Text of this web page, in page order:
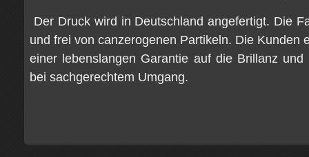
Der Druck wird in Deutschland angefertigt. Die
und frei von canzerogenen Partikeln. Die Kunden
einer lebenslangen Garantie auf die Brillanz
bei sachgerechtem Umgang.